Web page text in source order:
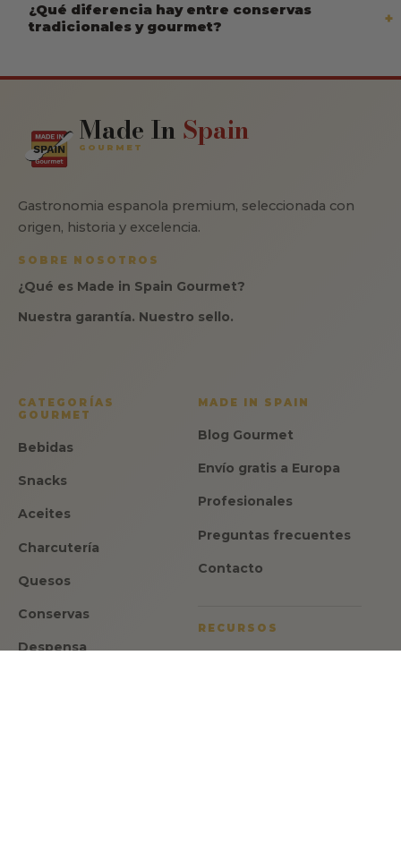
¿Qué diferencia hay entre conservas
tradicionales y gourmet?
Made In Spain
GOURMET
Gastronomia espanola premium, seleccionada con
origen, historia y excelencia.
SOBRE NOSOTROS
¿Qué es Made in Spain Gourmet?
Nuestra garantía. Nuestro sello.
CATEGORÍAS
GOURMET
Bebidas
Snacks
Aceites
Charcutería
Quesos
Conservas
Despensa
MADE IN SPAIN
Blog Gourmet
Envío gratis a Europa
Profesionales
Preguntas frecuentes
Contacto
RECURSOS